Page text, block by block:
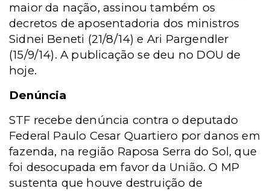
maior da nação, assinou também os
decretos de aposentadoria dos ministros
Sidnei Beneti (21/8/14) e Ari Pargendler
(15/9/14). A publicação se deu no DOU de
hoje.
Denúncia
STF recebe denúncia contra o deputado
Federal Paulo Cesar Quartiero por danos em
fazenda, na região Raposa Serra do Sol, que
foi desocupada em favor da União. O MP
sustenta que houve destruição de